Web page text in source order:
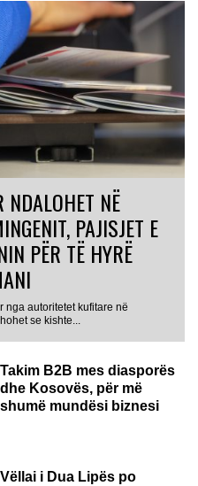
NË
PAJISJET E
PËR TË HYRË
nga autoritetet kufitare në
se kishte...
Takim B2B mes diasporës
dhe Kosovës, për më
shumë mundësi biznesi
Vëllai i Dua Lipës po